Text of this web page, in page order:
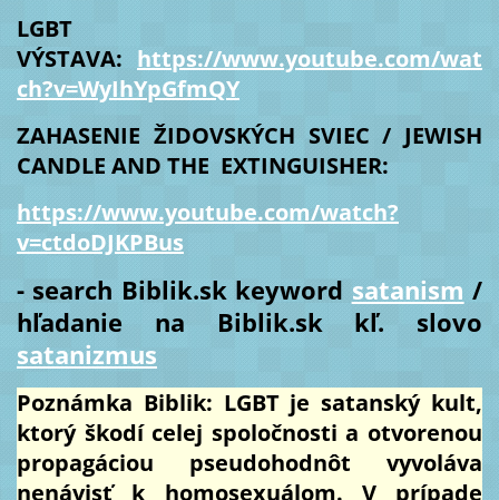
LGBT
VÝSTAVA: https://www.youtube.com/wat
ch?v=WyIhYpGfmQY
ZAHASENIE ŽIDOVSKÝCH SVIEC / JEWISH
CANDLE AND THE EXTINGUISHER:
https://www.youtube.com/watch?
v=ctdoDJKPBus
- search Biblik.sk keyword satanism /
hľadanie na Biblik.sk kľ. slovo
satanizmus
Poznámka Biblik: LGBT je satanský kult,
ktorý škodí celej spoločnosti a otvorenou
propagáciou pseudohodnôt vyvoláva
nenávisť k homosexuálom. V prípade